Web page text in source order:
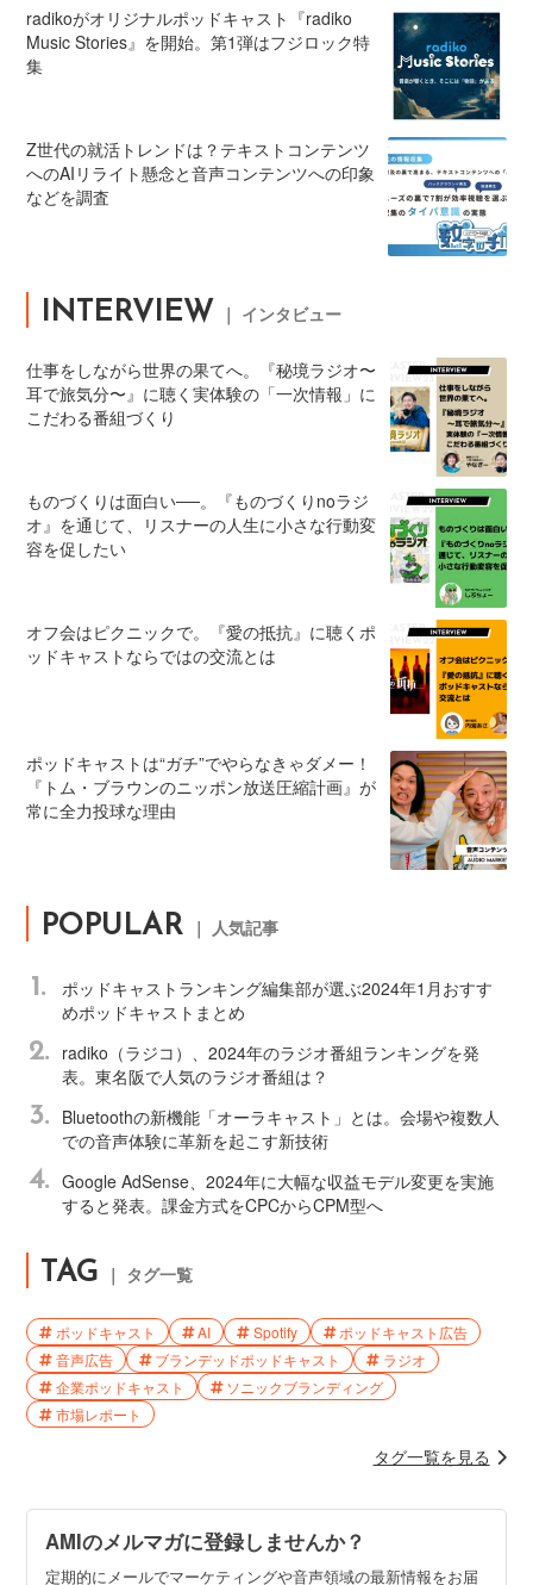
radikoがオリジナルポッドキャスト『radiko
Music Stories』を開始。第1弾はフジロック特
集
Z世代の就活トレンドは？テキストコンテンツ
へのAIリライト懸念と音声コンテンツへの印象
などを調査
INTERVIEW ｜ インタビュー
仕事をしながら世界の果てへ。『秘境ラジオ〜
耳で旅気分〜』に聴く実体験の「一次情報」に
こだわる番組づくり
ものづくりは面白い──。『ものづくりnoラジ
オ』を通じて、リスナーの人生に小さな行動変
容を促したい
オフ会はピクニックで。『愛の抵抗』に聴くポ
ッドキャストならではの交流とは
ポッドキャストは“ガチ”でやらなきゃダメー！
『トム・ブラウンのニッポン放送圧縮計画』が
常に全力投球な理由
POPULAR ｜ 人気記事
1.
ポッドキャストランキング編集部が選ぶ2024年1月おすす
めポッドキャストまとめ
2.
radiko（ラジコ）、2024年のラジオ番組ランキングを発
表。東名阪で人気のラジオ番組は？
3.
Bluetoothの新機能「オーラキャスト」とは。会場や複数人
での音声体験に革新を起こす新技術
4. Google AdSense、2024年に大幅な収益モデル変更を実施
すると発表。課金方式をCPCからCPM型へ
TAG ｜ タグ一覧
ポッドキャスト AI Spotify
ポッドキャスト広告
音声広告
ブランデッドポッドキャスト
ラジオ
企業ポッドキャスト
ソニックブランディング
市場レポート
タグ一覧を見る
AMIのメルマガに登録しませんか？
定期的にメールでマーケティングや音声領域の最新情報をお届